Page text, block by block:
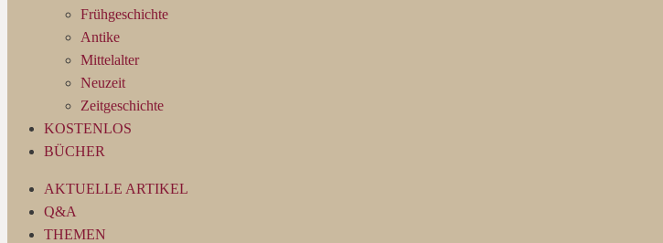
Frühgeschichte
Antike
Mittelalter
Neuzeit
Zeitgeschichte
KOSTENLOS
BÜCHER
AKTUELLE ARTIKEL
Q&A
THEMEN